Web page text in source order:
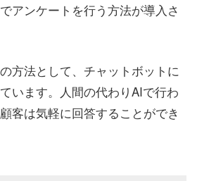
アンケートを行う方法が導入さ
方法として、チャットボットに
います。人間の代わりAIで行わ
客は気軽に回答することができ